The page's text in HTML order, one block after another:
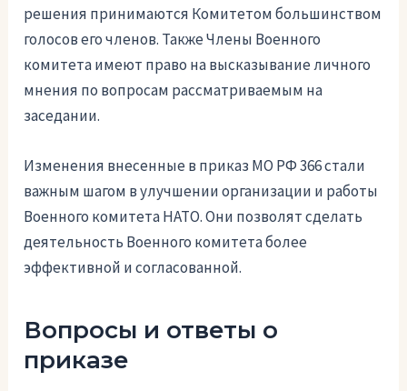
решения принимаются Комитетом большинством
голосов его членов. Также Члены Военного
комитета имеют право на высказывание личного
мнения по вопросам рассматриваемым на
заседании.
Изменения внесенные в приказ МО РФ 366 стали
важным шагом в улучшении организации и работы
Военного комитета НАТО. Они позволят сделать
деятельность Военного комитета более
эффективной и согласованной.
Вопросы и ответы о
приказе